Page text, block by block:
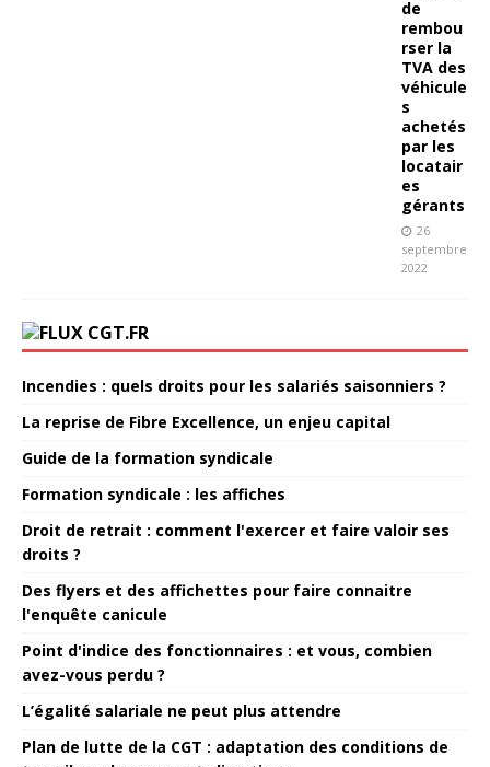
de
rembou
rser la
TVA des
véhicule
s
achetés
par les
locatair
es
gérants
26
septembre
2022
CGT.FR
Incendies : quels droits pour les salariés saisonniers ?
La reprise de Fibre Excellence, un enjeu capital
Guide de la formation syndicale
Formation syndicale : les affiches
Droit de retrait : comment l'exercer et faire valoir ses
droits ?
Des flyers et des affichettes pour faire connaitre
l'enquête canicule
Point d'indice des fonctionnaires : et vous, combien
avez-vous perdu ?
L’égalité salariale ne peut plus attendre
Plan de lutte de la CGT : adaptation des conditions de